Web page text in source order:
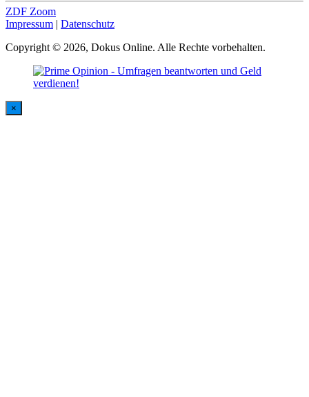
ZDF Zoom
Impressum | Datenschutz
Copyright © 2026, Dokus Online. Alle Rechte vorbehalten.
×